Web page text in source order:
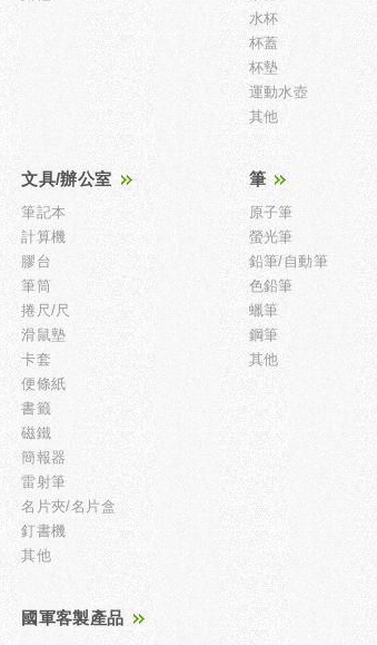
水杯
杯蓋
杯墊
運動水壺
其他
文具/辦公室
筆記本
計算機
膠台
筆筒
捲尺/尺
滑鼠墊
卡套
便條紙
書籤
磁鐵
簡報器
雷射筆
名片夾/名片盒
釘書機
其他
筆
原子筆
螢光筆
鉛筆/自動筆
色鉛筆
蠟筆
鋼筆
其他
國軍客製產品